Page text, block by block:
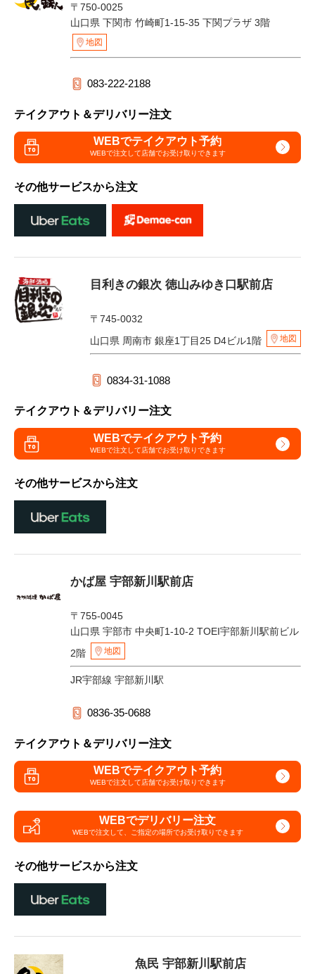
〒750-0025
山口県 下関市 竹崎町1-15-35 下関プラザ 3階
地図
083-222-2188
テイクアウト＆デリバリー注文
WEBでテイクアウト予約
WEBで注文して店舗でお受け取りできます
その他サービスから注文
目利きの銀次 徳山みゆき口駅前店
〒745-0032
山口県 周南市 銀座1丁目25 D4ビル1階
地図
0834-31-1088
テイクアウト＆デリバリー注文
WEBでテイクアウト予約
WEBで注文して店舗でお受け取りできます
その他サービスから注文
かば屋 宇部新川駅前店
〒755-0045
山口県 宇部市 中央町1-10-2 TOEI宇部新川駅前ビル
2階
地図
JR宇部線 宇部新川駅
0836-35-0688
テイクアウト＆デリバリー注文
WEBでテイクアウト予約
WEBで注文して店舗でお受け取りできます
WEBでデリバリー注文
WEBで注文して、 ご指定の場所でお受け取りできます
その他サービスから注文
魚民 宇部新川駅前店